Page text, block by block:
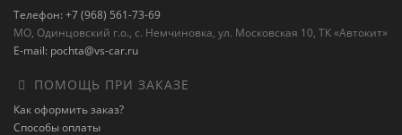
Телефон: +7 (968) 561-73-69
МО, Одинцовский г.о., с. Немчиновка, ул. Московская 10, ТК «Автокит»
E-mail: pochta@vs-car.ru
ПОМОЩЬ ПРИ ЗАКАЗЕ
Как оформить заказ?
Способы оплаты